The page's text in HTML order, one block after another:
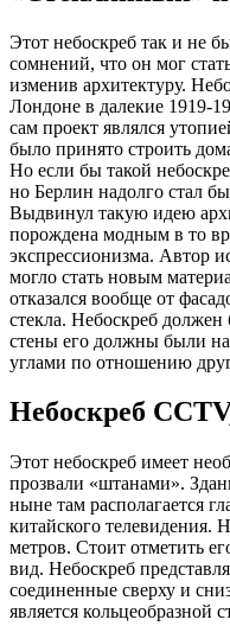
Этот небоскреб так и не
сомнений, что он мог
изменив архитектуру.
Лондоне в далекие 1919-
сам проект являлся
было принято строить
Но если бы такой
но Берлин надолго стал
Выдвинул такую идею
порождена модным в то
экспрессионизма. Автор
могло стать новым
отказался вообще от
стекла. Небоскреб
стены его должны были
углами по отношению
Небоскреб
Этот небоскреб имеет
прозвали «штанами».
ныне там располагается
китайского телевидения.
метров. Стоит отметить
вид. Небоскреб
соединенные сверху и
является кольцеобразной